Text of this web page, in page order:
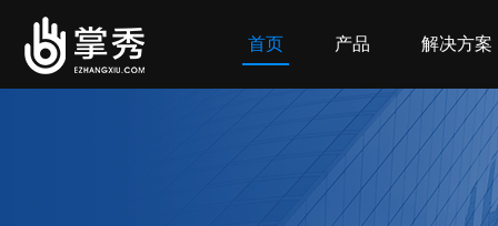
首页 产品 解决方案